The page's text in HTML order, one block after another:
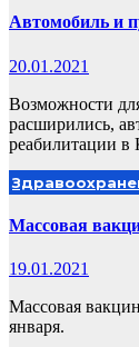
Автомобиль и
20.01.2021
Возможности
расширились,
реабилитации
Массовая
19.01.2021
Массовая
января.